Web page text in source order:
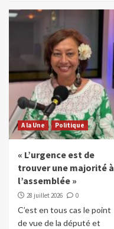
A la Une Politique
« L’urgence est de
trouver une majorité à
l’assemblée »
28 juillet 2026 0
C’est en tous cas le point
de vue de la député et